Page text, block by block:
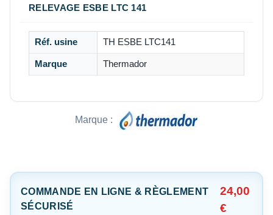
RELEVAGE ESBE LTC 141
Réf. usine TH ESBE LTC141
Marque Thermador
Marque :
COMMANDE EN LIGNE & RÈGLEMENT
SÉCURISÉ
24,00
€